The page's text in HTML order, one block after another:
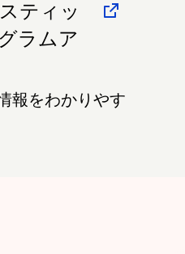
ティッ
ラムア
報をわかりやす